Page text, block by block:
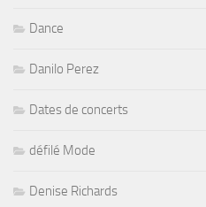
Dance
Danilo Perez
Dates de concerts
défilé Mode
Denise Richards